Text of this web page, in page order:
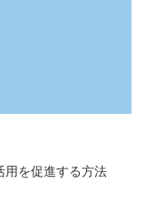
用を促進する方法